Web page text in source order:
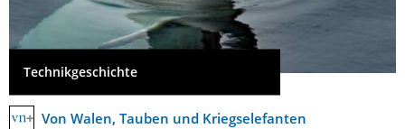
Technikgeschichte
Von Walen, Tauben und Kriegselefanten